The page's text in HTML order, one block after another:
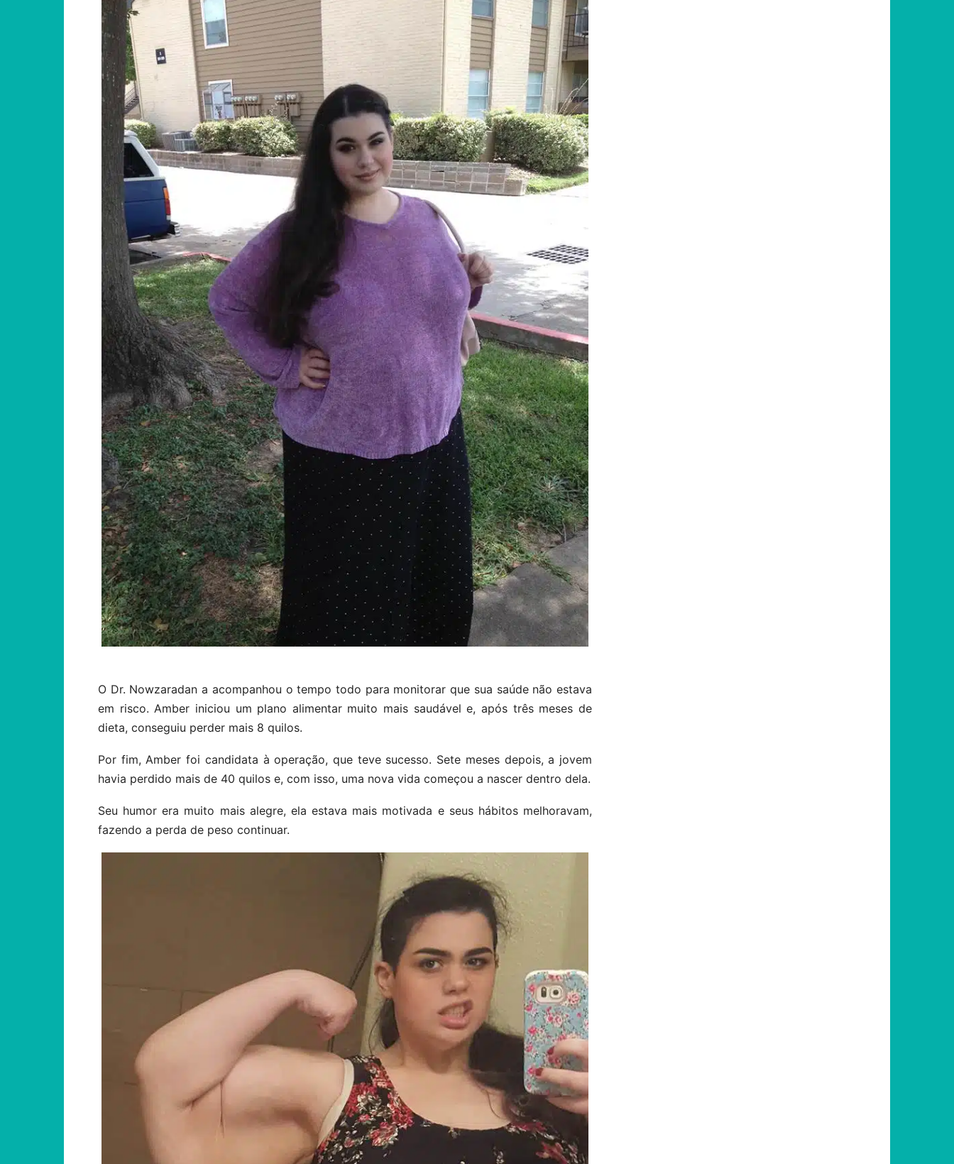
O Dr. Nowzaradan a acompanhou o tempo todo para monitorar que sua saúde não estava
em risco. Amber iniciou um plano alimentar muito mais saudável e, após três meses de
dieta, conseguiu perder mais 8 quilos.
Por fim, Amber foi candidata à operação, que teve sucesso. Sete meses depois, a jovem
havia perdido mais de 40 quilos e, com isso, uma nova vida começou a nascer dentro dela.
Seu humor era muito mais alegre, ela estava mais motivada e seus hábitos melhoravam,
fazendo a perda de peso continuar.